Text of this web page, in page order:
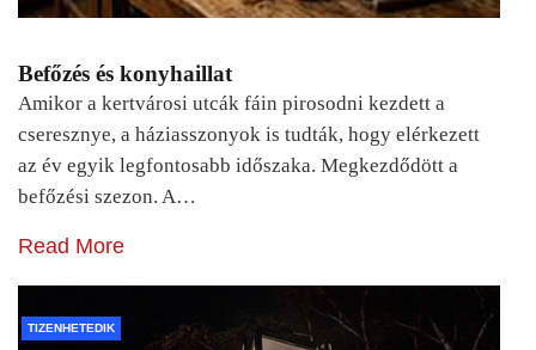
Befőzés és konyhaillat
Amikor a kertvárosi utcák fáin pirosodni kezdett a
cseresznye, a háziasszonyok is tudták, hogy elérkezett
az év egyik legfontosabb időszaka. Megkezdődött a
befőzési szezon. A…
Read More
TIZENHETEDIK